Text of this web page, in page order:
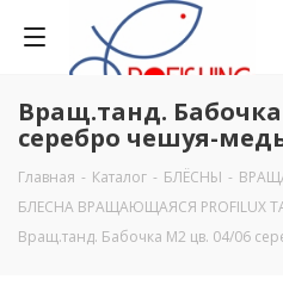
Вращ.танд.
серебро чешуя-
Главная - Каталог - БЛЁСНЫ -
БЛЕСНА ВРАЩАЮЩАЯСЯ PROFILUX
Вращ.танд. Бабочка М2 цв. 04/06